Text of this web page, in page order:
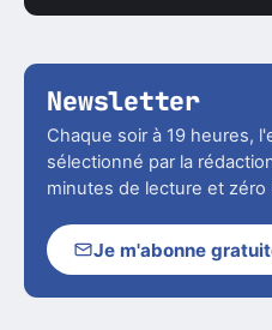
Newsletter
Chaque soir à 19 heures,
sélectionné par la
minutes de lecture et zéro
Je m'abonne